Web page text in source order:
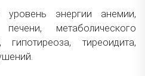
уровень энергии анемии,
метаболического
гипотиреоза, тиреоидита,